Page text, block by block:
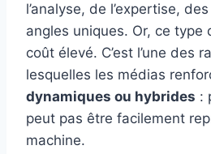
l’analyse, de l’expertise,
angles uniques. Or, ce type
coût élevé. C’est l’une des
lesquelles les médias
dynamiques ou hybrides :
peut pas être facilement
machine.